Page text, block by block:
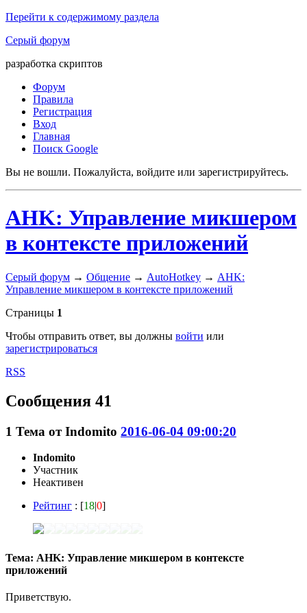
Перейти к содержимому раздела
Серый форум
разработка скриптов
Форум
Правила
Регистрация
Вход
Главная
Поиск Google
Вы не вошли. Пожалуйста, войдите или зарегистрируйтесь.
AHK: Управление микшером
в контексте приложений
Серый форум → Общение → AutoHotkey → AHK:
Управление микшером в контексте приложений
Страницы 1
Чтобы отправить ответ, вы должны войти или
зарегистрироваться
RSS
Сообщения 41
1 Тема отIndomito 2016-06-04 09:00:20
Indomito
Участник
Неактивен
Рейтинг : [18|0]
Тема: AHK: Управление микшером в контексте
приложений
Приветствую.